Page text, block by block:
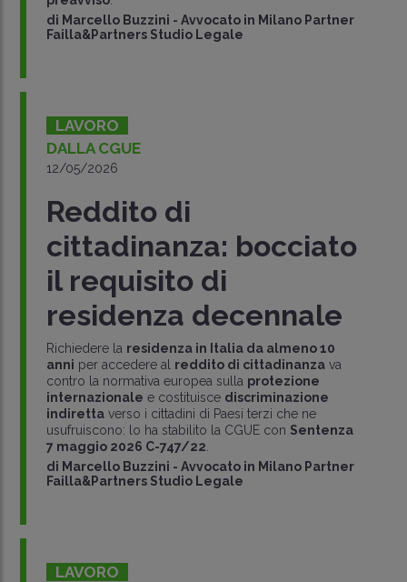
di Marcello Buzzini - Avvocato in Milano Partner
Failla&Partners Studio Legale
LAVORO
DALLA CGUE
12/05/2026
Reddito di
cittadinanza: bocciato
il requisito di
residenza decennale
Richiedere la residenza in Italia da almeno 10
anni per accedere al reddito di cittadinanzava
contro la normativa europea sulla protezione
internazionale e costituisce discriminazione
indirettaverso i cittadini di Paesi terzi che ne
usufruiscono: lo ha stabilito la CGUE con Sentenza
7 maggio 2026 C-747/22
di Marcello Buzzini - Avvocato in Milano Partner
Failla&Partners Studio Legale
LAVORO